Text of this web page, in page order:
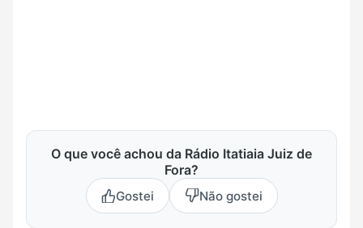
O que você achou da Rádio Itatiaia Juiz de
Fora?
Gostei Não gostei